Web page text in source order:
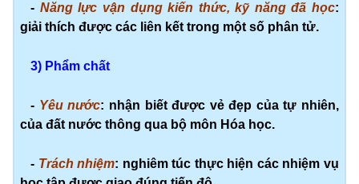
- Năng lực vận dụng kiến thức, kỹ năng đã học:
giải thích được các liên kết trong một số phân tử.
3) Phẩm chất
- Yêu nước: nhận biết được vẻ đẹp của tự nhiên,
của đất nước thông qua bộ môn Hóa học.
- Trách nhiệm: nghiêm túc thực hiện các nhiệm vụ